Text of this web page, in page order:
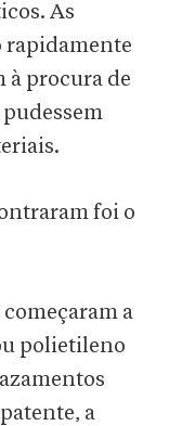
As
rapidamente
à procura de
foi o
a
polietileno
a